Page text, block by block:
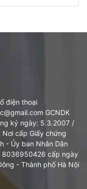
điện thoại
GCNDK
ký ngày: 5.3.2007 /
cấp Giấy chứng
- Ủy ban Nhân Dân
8036950426 cấp ngày
- Thành phố Hà Nội